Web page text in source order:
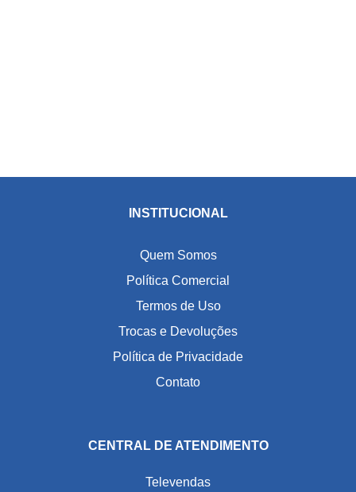
INSTITUCIONAL
Quem Somos
Política Comercial
Termos de Uso
Trocas e Devoluções
Política de Privacidade
Contato
CENTRAL DE ATENDIMENTO
Televendas